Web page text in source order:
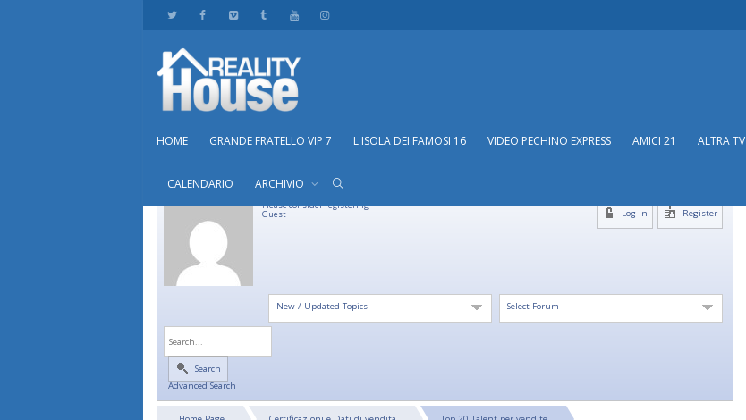
HOME GRANDE FRATELLO VIP 7 L'ISOLA DEI FAMOSI 16 VIDEO PECHINO EXPRESS AMICI 21 ALTRA TV
CALENDARIO ARCHIVIO
Please consider registering
Guest Register
Log In
Select Forum
New / Updated Topics
Search
Advanced Search